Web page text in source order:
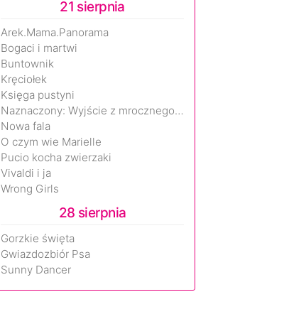
21 sierpnia
Arek.Mama.Panorama
Bogaci i martwi
Buntownik
Kręciołek
Księga pustyni
Naznaczony: Wyjście z mrocznego wymiaru
Nowa fala
O czym wie Marielle
Pucio kocha zwierzaki
Vivaldi i ja
Wrong Girls
28 sierpnia
Gorzkie święta
Gwiazdozbiór Psa
Sunny Dancer